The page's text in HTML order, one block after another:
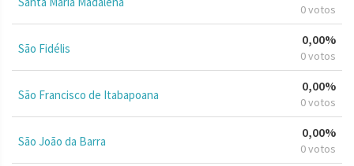
0 votos
São Fidélis
0,00%
0 votos
São Francisco de Itabapoana
0,00%
0 votos
São João da Barra
0,00%
0 votos